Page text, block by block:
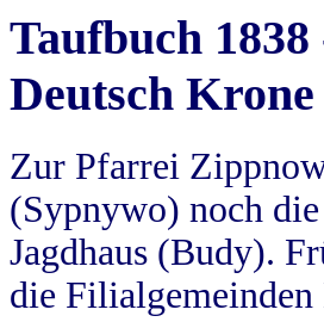
Taufbuch
Deutsch Krone
Zur Pfarrei
(Sypnywo) noch
Jagdhaus (Budy).
die